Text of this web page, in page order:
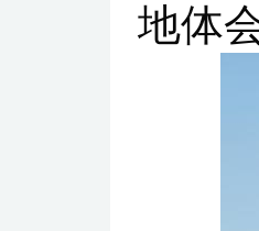
地体